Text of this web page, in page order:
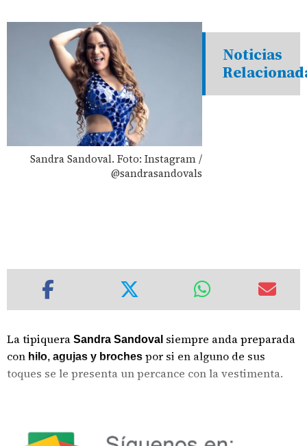
Sandra Sandoval. Foto: Instagram /
@sandrasandovals
Noticias
La tipiquera Sandra Sandoval siempre anda preparada
con hilo, agujas y broches por si en alguno de sus
toques se le presenta un percance con la vestimenta.